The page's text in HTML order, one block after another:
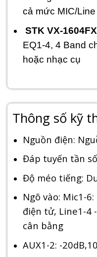
cả mức MIC/Line
STK VX-1604FX
EQ1-4, 4 Band
hoặc nhạc cụ
Thông số kỹ
Nguồn điện:
Đáp tuyến tần
Độ méo tiếng:
Ngõ vào: Mic1-
điện tử, Line1-4
cân bằng
AUX1-2: -